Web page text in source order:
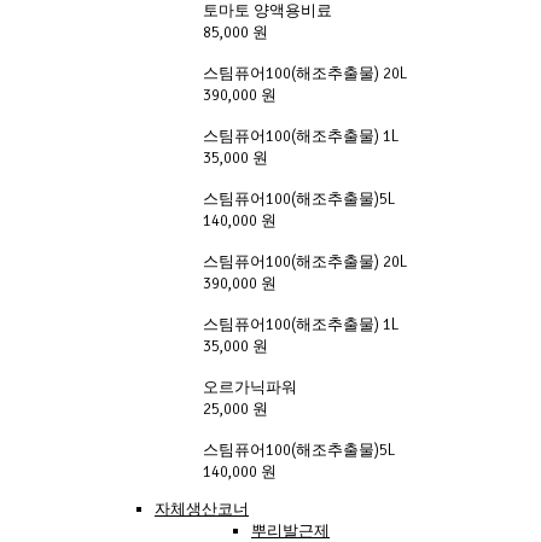
토마토 양액용비료
85,000 원
스팀퓨어100(해조추출물) 20L
390,000 원
스팀퓨어100(해조추출물) 1L
35,000 원
스팀퓨어100(해조추출물)5L
140,000 원
스팀퓨어100(해조추출물) 20L
390,000 원
스팀퓨어100(해조추출물) 1L
35,000 원
오르가닉파워
25,000 원
스팀퓨어100(해조추출물)5L
140,000 원
자체생산코너
뿌리발근제